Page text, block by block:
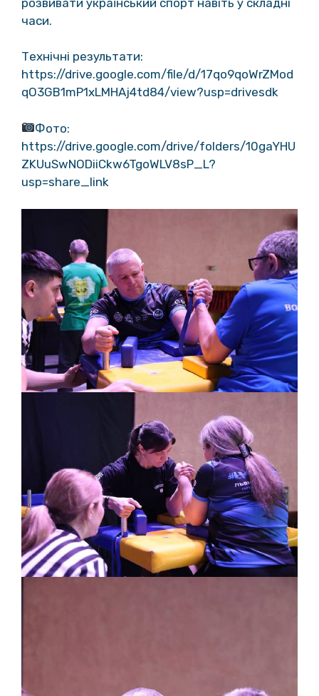
часи.
Технічні результати:
https://drive.google.com/file/d/17qo9qoWrZMod
qO3GB1mP1xLMHAj4td84/view?usp=drivesdk
Фото:
https://drive.google.com/drive/folders/10gaYHU
ZKUuSwNODiiCkw6TgoWLV8sP_L?
usp=share_link